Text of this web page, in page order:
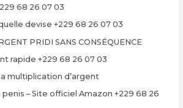
68 26 07 03
devise +229 68 26 07 03
PRIDI SANS CONSÉQUENCE
rapide +229 68 26 07 03
multiplication d’argent
– Site officiel Amazon +229 68 26